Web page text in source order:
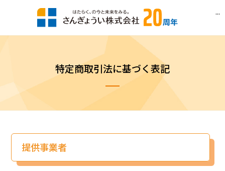
...
特定商取引法に基づく表記
提供事業者